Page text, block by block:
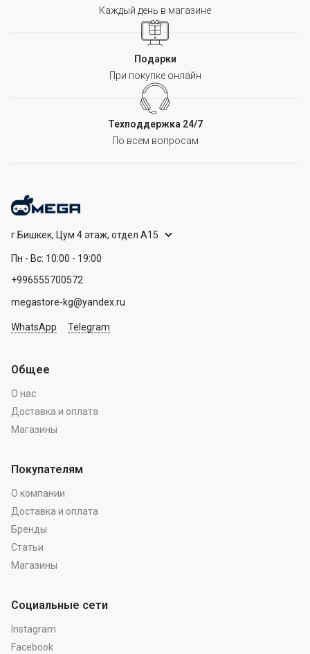
Каждый день в магазине
Подарки
При покупке онлайн
Техподдержка 24/7
По всем вопросам
г.Бишкек, Цум 4 этаж, отдел А15
Пн - Вс: 10:00 - 19:00
+996555700572
megastore-kg@yandex.ru
WhatsApp Telegram
Общее
О нас
Доставка и оплата
Магазины
Покупателям
О компании
Доставка и оплата
Бренды
Статьи
Магазины
Социальные сети
Instagram
Facebook